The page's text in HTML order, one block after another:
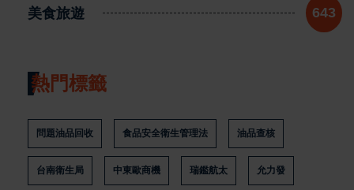
美食旅遊 643
熱門標籤
問題油品回收 食品安全衛生管理法 油品查核
台南衛生局 中東歐商機 瑞鑑航太 允力發